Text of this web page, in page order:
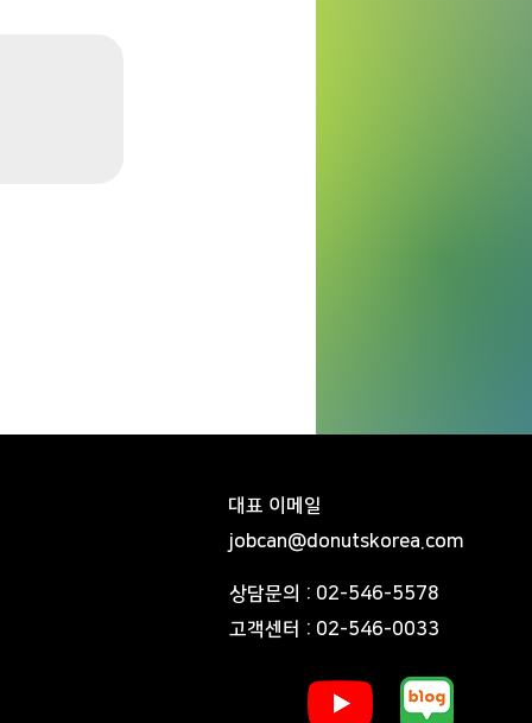
대표 이메일
jobcan@donutskorea.com
​상담문의 : 02-546-5578
​고객센터 : 02-546-0033